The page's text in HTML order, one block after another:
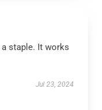
staple. It works
Jul 23, 2024